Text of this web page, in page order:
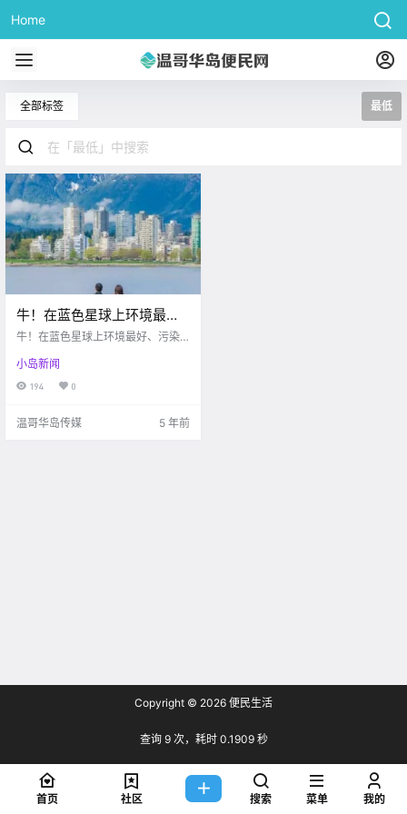
Home
全部标签 最低
牛！在蓝色星球上环境最
好、污染指数最低的国家是
牛！在蓝色星球上环境最好、污染
小岛新闻
194 0
温哥华岛传媒 5 年前
Copyright © 2026 便民生活
查询 9 次，耗时 0.1909 秒
首页 社区 搜索 菜单 我的